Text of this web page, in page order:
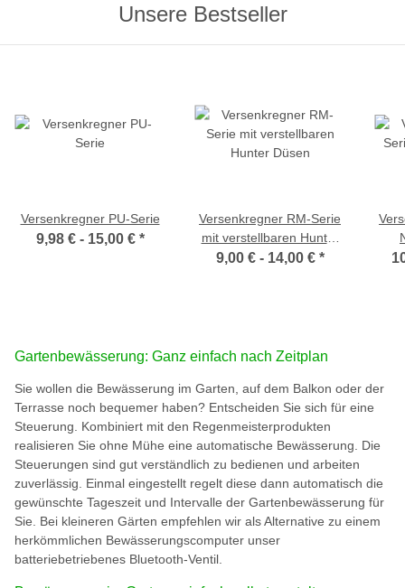
Unsere Bestseller
Versenkregner PU-Serie
9,98 € - 15,00 € *
Versenkregner RM-Serie
mit verstellbaren Hunter
Düsen
9,00 € - 14,00 € *
Gartenbewässerung: Ganz einfach nach Zeitplan
Sie wollen die Bewässerung im Garten, auf dem Balkon oder der
Terrasse noch bequemer haben? Entscheiden Sie sich für eine
Steuerung. Kombiniert mit den Regenmeisterprodukten
realisieren Sie ohne Mühe eine automatische Bewässerung. Die
Steuerungen sind gut verständlich zu bedienen und arbeiten
zuverlässig. Einmal eingestellt regelt diese dann automatisch die
gewünschte Tageszeit und Intervalle der Gartenbewässerung für
Sie. Bei kleineren Gärten empfehlen wir als Alternative zu einem
herkömmlichen Bewässerungscomputer unser
batteriebetriebenes Bluetooth-Ventil.